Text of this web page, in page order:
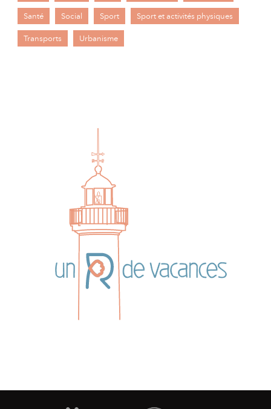
Santé Social Sport Sport et activités physiques
Transports Urbanisme